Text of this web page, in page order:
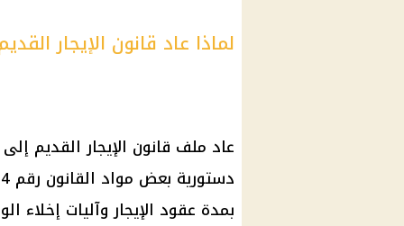
لماذا عاد قانون الإيجار
عاد ملف قانون الإيجار القديم
بمدة عقود الإيجار وآليات إخلاء